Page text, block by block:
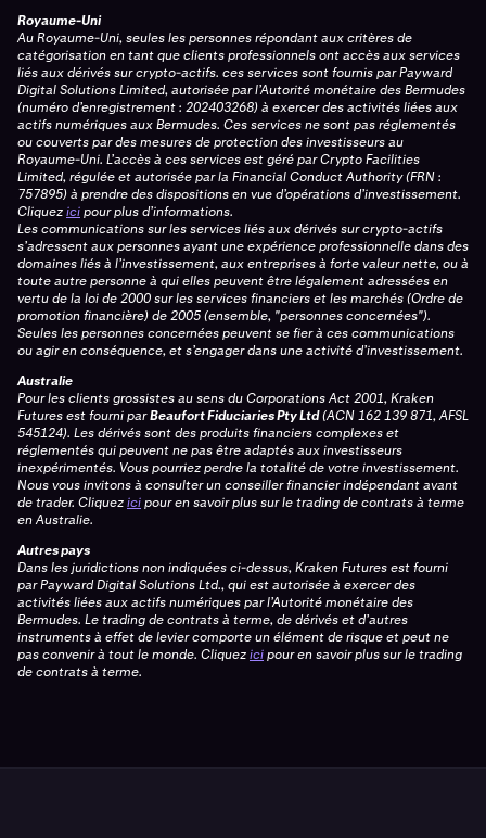
Royaume-Uni
Au Royaume-Uni, seules les personnes répondant aux critères de
catégorisation en tant que clients professionnels ont accès aux services
liés aux dérivés sur crypto-actifs. ces services sont fournis par Payward
Digital Solutions Limited, autorisée par l’Autorité monétaire des Bermudes
(numéro d’enregistrement : 202403268) à exercer des activités liées aux
actifs numériques aux Bermudes. Ces services ne sont pas réglementés
ou couverts par des mesures de protection des investisseurs au
Royaume-Uni. L’accès à ces services est géré par Crypto Facilities
Limited, régulée et autorisée par la Financial Conduct Authority (FRN :
757895) à prendre des dispositions en vue d’opérations d’investissement.
Cliquezicipour plus d’informations.
Les communications sur les services liés aux dérivés sur crypto-actifs
s’adressent aux personnes ayant une expérience professionnelle dans des
domaines liés à l’investissement, aux entreprises à forte valeur nette, ou à
toute autre personne à qui elles peuvent être légalement adressées en
vertu de la loi de 2000 sur les services financiers et les marchés (Ordre de
promotion financière) de 2005 (ensemble, "personnes concernées").
Seules les personnes concernées peuvent se fier à ces communications
ou agir en conséquence, et s’engager dans une activité d’investissement.
Australie
Pour les clients grossistes au sens du Corporations Act 2001, Kraken
Futures est fourni parBeaufort Fiduciaries Pty Ltd(ACN 162 139 871, AFSL
545124). Les dérivés sont des produits financiers complexes et
réglementés qui peuvent ne pas être adaptés aux investisseurs
inexpérimentés. Vous pourriez perdre la totalité de votre investissement.
Nous vous invitons à consulter un conseiller financier indépendant avant
de trader. Cliquezicipour en savoir plus sur le trading de contrats à terme
en Australie.
Autres pays
Dans les juridictions non indiquées ci-dessus, Kraken Futures est fourni
par Payward Digital Solutions Ltd., qui est autorisée à exercer des
activités liées aux actifs numériques par l’Autorité monétaire des
Bermudes. Le trading de contrats à terme, de dérivés et d’autres
instruments à effet de levier comporte un élément de risque et peut ne
pas convenir à tout le monde. Cliquezicipour en savoir plus sur le trading
de contrats à terme.